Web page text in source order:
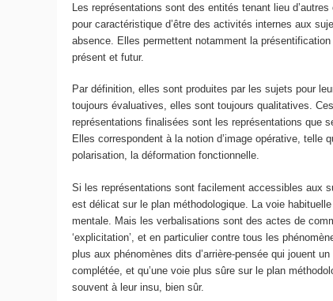
Les représentations sont des entités tenant lieu
pour caractéristique d’être desactivités internes aux
absence. Elles permettent notamment la
présent et futur.
Par définition, elles sont produites par les sujets pour
toujours évaluatives, elles sont toujours qualitatives.
représentations finalisées sont les représentations que
Elles correspondent à la notiond’image opérative, telle
polarisation, la déformation fonctionnelle.
Si les représentations sont facilement accessibles aux
est délicatsur le plan méthodologique. La voie
mentale. Mais les verbalisations sont des actes de
‘explicitation’, et en particulier contre tous les
plus aux phénomènes dits d’arrière-pensée qui jouent
complétée, et qu’une voie plus sûre sur le plan
souvent à leur insu, bien sûr.